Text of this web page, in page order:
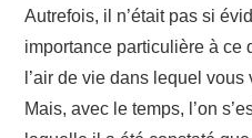
Autrefois, il n’était pas si
importance particulière à ce
l’air de vie dans lequel
Mais, avec le temps, l’on